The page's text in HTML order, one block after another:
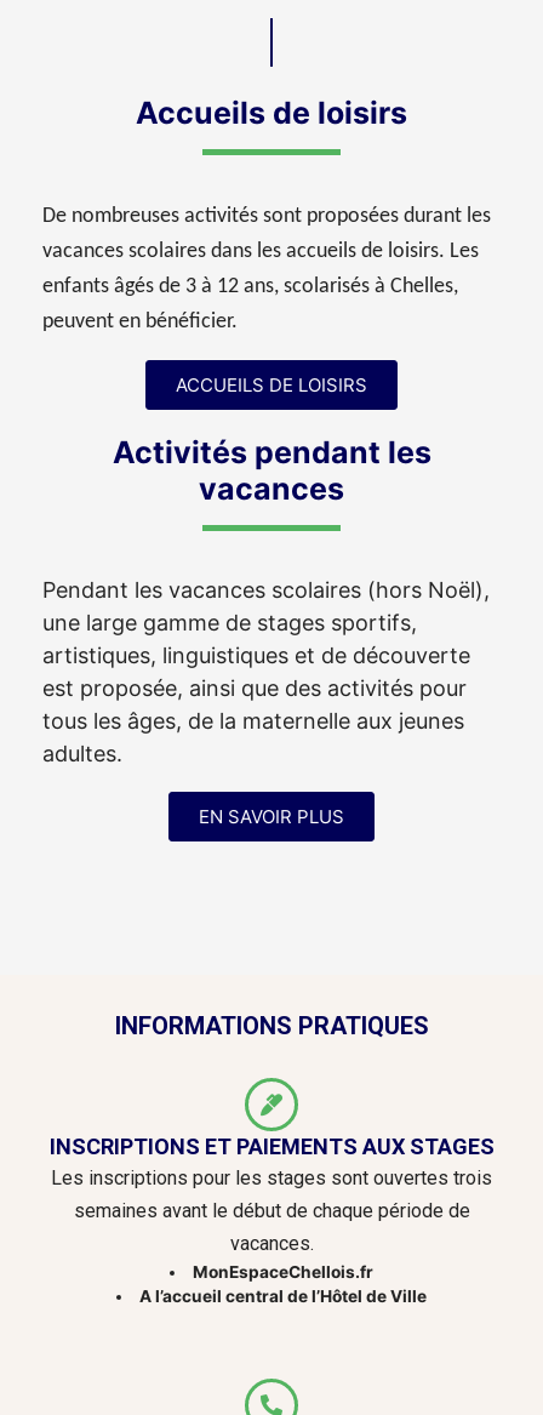
Accueils de loisirs
De nombreuses activités sont proposées durant les
vacances scolaires dans les accueils de loisirs. Les
enfants âgés de 3 à 12 ans, scolarisés à Chelles,
peuvent en bénéficier.
ACCUEILS DE LOISIRS
Activités pendant les
vacances
Pendant les vacances scolaires (hors Noël),
une large gamme de stages sportifs,
artistiques, linguistiques et de découverte
est proposée, ainsi que des activités pour
tous les âges, de la maternelle aux jeunes
adultes.
EN SAVOIR PLUS
INFORMATIONS PRATIQUES
INSCRIPTIONS ET PAIEMENTS AUX STAGES
Les inscriptions pour les stages sont ouvertes trois
semaines avant le début de chaque période de
vacances.
MonEspaceChellois.fr
A l’accueil central de l’Hôtel de Ville